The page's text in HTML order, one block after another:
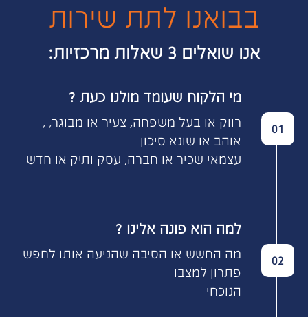
בבואנו לתת שירות
אנו שואלים 3 שאלות מרכזיות:
? מי הלקוח שעומד מולנו כעת
, רווק או בעל משפחה, צעיר או מבוגר,
אוהב או שונא סיכון
עצמאי שכיר או חברה, עסק ותיק או חדש
01
? למה הוא פונה אלינו
מה החשש או הסיבה שהניעה אותו לחפש
פתרון למצבו
הנוכחי
02